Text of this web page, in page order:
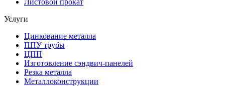
Услуги
Цинкование металла
ППУ трубы
ЦПП
Изготовление сэндвич-панелей
Резка металла
Металлоконструкции